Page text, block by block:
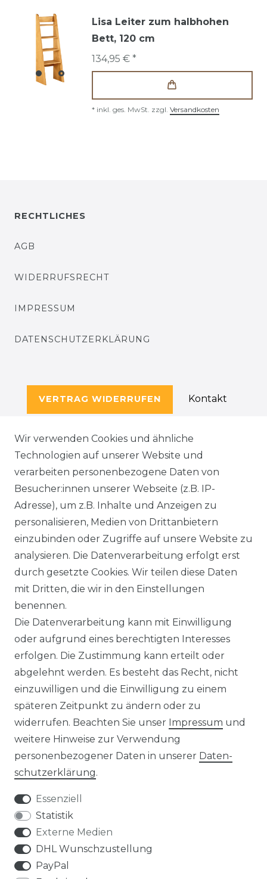
Lisa Leiter zum halbhohen
Bett, 120 cm
134,95 € *
* inkl. ges. MwSt. zzgl. Versandkosten
RECHTLICHES
AGB
WIDERRUFSRECHT
IMPRESSUM
DATENSCHUTZERKLÄRUNG
VERTRAG WIDERRUFEN Kontakt
SERVICE
KONTAKT
WIDERRUFSFORMULAR
DATENSCHUTZERKLÄRUNG
NEWSLETTER & KATALOG
MÖBEL AUFBAUANLEITUNGEN
UNTERNEHMEN
ÜBER UNS
PHILOSOPHIE
LIVIPUR MÖBEL
Bei Fragen schnelle und nette Rückmeldung
sabine m., celle
Datum der Veröffentlichung: 12.06.2026
Datum der Kauferfahrung: 04.06.2026
Wir verwenden Cookies und ähnliche
Technologien auf unserer Website und
verarbeiten personenbezogene Daten von
Besucher:innen unserer Webseite (z.B. IP-
Adresse), um z.B. Inhalte und Anzeigen zu
personalisieren, Medien von Drittanbietern
einzubinden oder Zugriffe auf unsere Website zu
analysieren. Die Datenverarbeitung erfolgt erst
durch gesetzte Cookies. Wir teilen diese Daten
mit Dritten, die wir in den Einstellungen
benennen.
Die Datenverarbeitung kann mit Einwilligung
oder aufgrund eines berechtigten Interesses
erfolgen. Die Zustimmung kann erteilt oder
abgelehnt werden. Es besteht das Recht, nicht
einzuwilligen und die Einwilligung zu einem
späteren Zeitpunkt zu ändern oder zu
widerrufen. Beachten Sie unser Impressum und
weitere Hinweise zur Verwendung
personenbezogener Daten in unserer Daten­
schutz­erklärung.
Essenziell
Statistik
Externe Medien
DHL Wunschzustellung
PayPal